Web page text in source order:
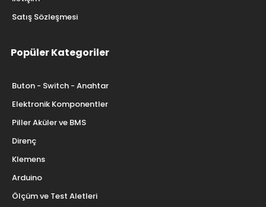
Satış Sözleşmesi
Popüler Kategoriler
Buton - Switch - Anahtar
Elektronik Komponentler
Piller Aküler ve BMS
Direnç
Klemens
Arduino
Ölçüm ve Test Aletleri